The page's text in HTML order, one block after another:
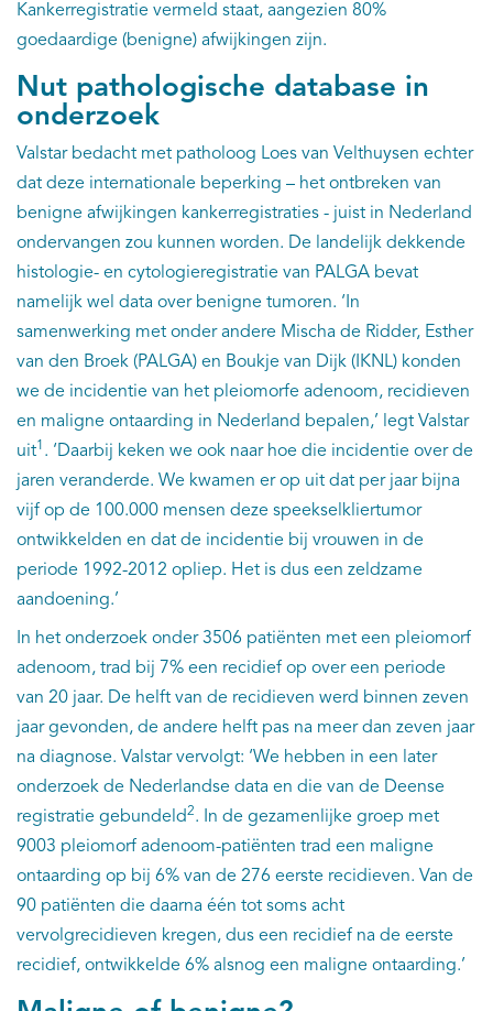
Kankerregistratie vermeld staat, aangezien 80%
goedaardige (benigne) afwijkingen zijn.
Nut pathologische database in
onderzoek
Valstar bedacht met patholoog Loes van Velthuysen echter
dat deze internationale beperking – het ontbreken van
benigne afwijkingen kankerregistraties - juist in Nederland
ondervangen zou kunnen worden. De landelijk dekkende
histologie- en cytologieregistratie van PALGA bevat
namelijk wel data over benigne tumoren. ‘In
samenwerking met onder andere Mischa de Ridder, Esther
van den Broek (PALGA) en Boukje van Dijk (IKNL) konden
we de incidentie van het pleiomorfe adenoom, recidieven
en maligne ontaarding in Nederland bepalen,’ legt Valstar
uit1 . ‘Daarbij keken we ook naar hoe die incidentie over de
jaren veranderde. We kwamen er op uit dat per jaar bijna
vijf op de 100.000 mensen deze speekselkliertumor
ontwikkelden en dat de incidentie bij vrouwen in de
periode 1992-2012 opliep. Het is dus een zeldzame
aandoening.’
In het onderzoek onder 3506 patiënten met een pleiomorf
adenoom, trad bij 7% een recidief op over een periode
van 20 jaar. De helft van de recidieven werd binnen zeven
jaar gevonden, de andere helft pas na meer dan zeven jaar
na diagnose. Valstar vervolgt: ‘We hebben in een later
onderzoek de Nederlandse data en die van de Deense
registratie gebundeld2. In de gezamenlijke groep met
9003 pleiomorf adenoom-patiënten trad een maligne
ontaarding op bij 6% van de 276 eerste recidieven. Van de
90 patiënten die daarna één tot soms acht
vervolgrecidieven kregen, dus een recidief na de eerste
recidief, ontwikkelde 6% alsnog een maligne ontaarding.’